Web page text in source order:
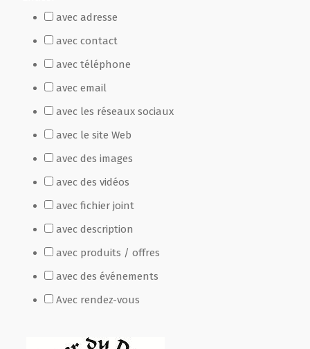
avec adresse
avec contact
avec téléphone
avec email
avec les réseaux sociaux
avec le site Web
avec des images
avec des vidéos
avec fichier joint
avec description
avec produits / offres
avec des événements
Avec rendez-vous
Fête Marché Paysan
Partenaires